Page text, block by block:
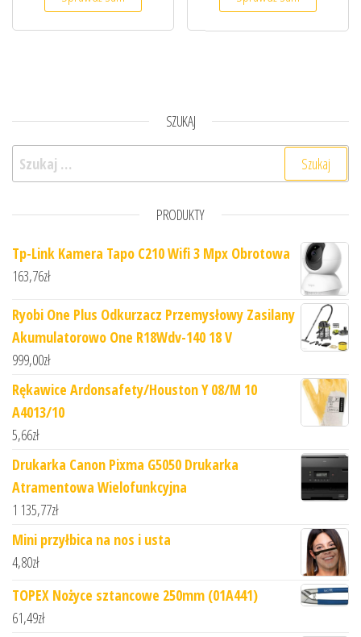
SZUKAJ
Szukaj:
PRODUKTY
Tp-Link Kamera Tapo C210 Wifi 3 Mpx Obrotowa
163,76zł
Ryobi One Plus Odkurzacz Przemysłowy Zasilany
Akumulatorowo One R18Wdv-140 18 V
999,00zł
Rękawice Ardonsafety/Houston Y 08/M 10
A4013/10
5,66zł
Drukarka Canon Pixma G5050 Drukarka
Atramentowa Wielofunkcyjna
1 135,77zł
Mini przyłbica na nos i usta
4,80zł
TOPEX Nożyce sztancowe 250mm (01A441)
61,49zł